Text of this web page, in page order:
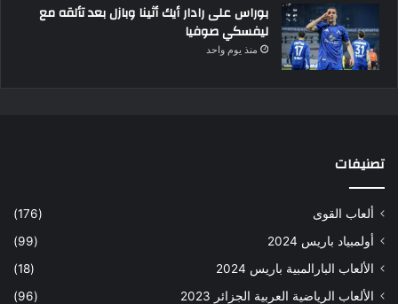
بوراس على رادار أيك أثينا وبازل بعد تألقه مع
ليفسكي صوفيا
منذ يوم واحد
تصنيفات
ألعاب القوى
(176)
أولمبياد باريس 2024
(99)
الألعاب البارالمبية باريس 2024
(18)
الألعاب الرياضية العربية الجزائر 2023
(96)